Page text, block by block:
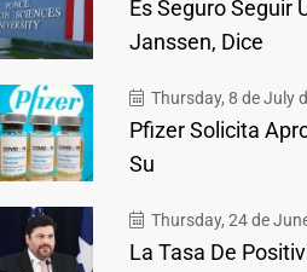
Es Seguro Seguir
Janssen, Dice
Thursday, 8 de July
Pfizer Solicita
Su
Thursday, 24 de
La Tasa De